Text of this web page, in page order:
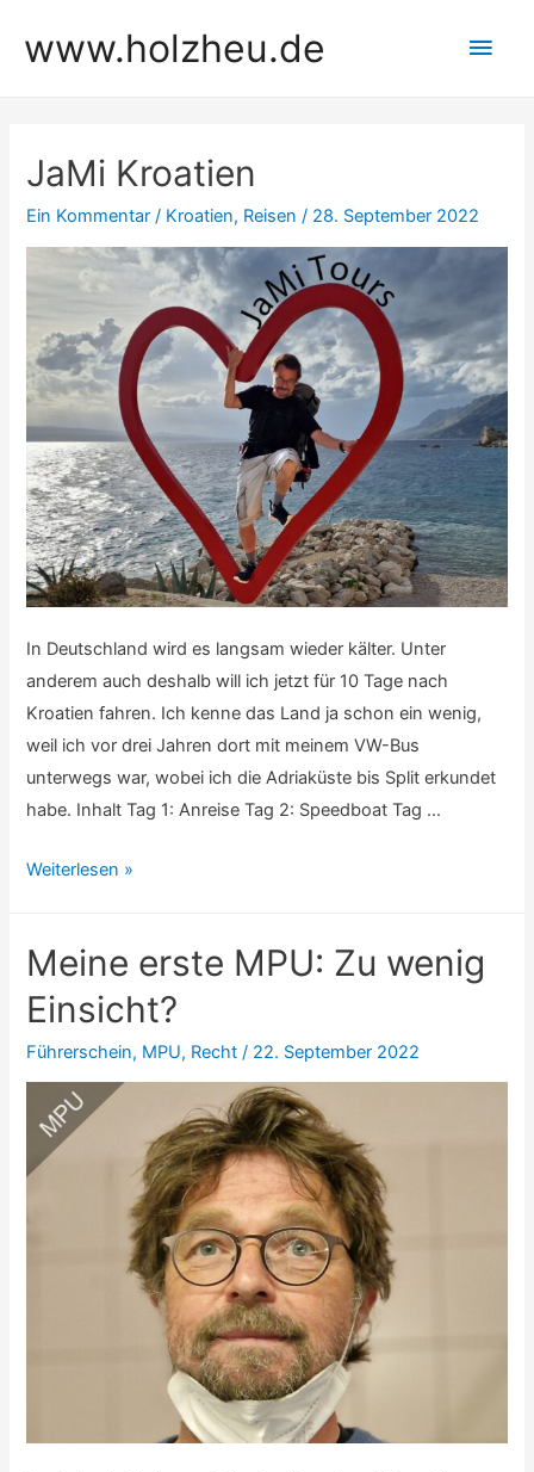
Inhaltwww.holzheu.de
JaMi Kroatien
Ein Kommentar / Kroatien, Reisen / 28. September 2022
In Deutschland wird es langsam wieder kälter. Unter
anderem auch deshalb will ich jetzt für 10 Tage nach
Kroatien fahren. Ich kenne das Land ja schon ein wenig,
weil ich vor drei Jahren dort mit meinem VW-Bus
unterwegs war, wobei ich die Adriaküste bis Split erkundet
habe. Inhalt Tag 1: Anreise Tag 2: Speedboat Tag …
JaMi
Weiterlesen »
Meine erste MPU: Zu wenig
Einsicht?
Führerschein, MPU, Recht / 22. September 2022